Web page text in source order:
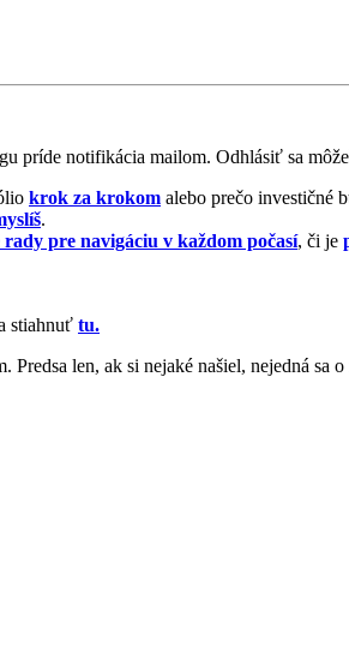
príde notifikácia mailom. Odhlásiť sa
krok za krokom alebo prečo investičné
.
rady pre navigáciu v každom počasí, či je
stiahnuť tu.
len, ak si nejaké našiel, nejedná sa